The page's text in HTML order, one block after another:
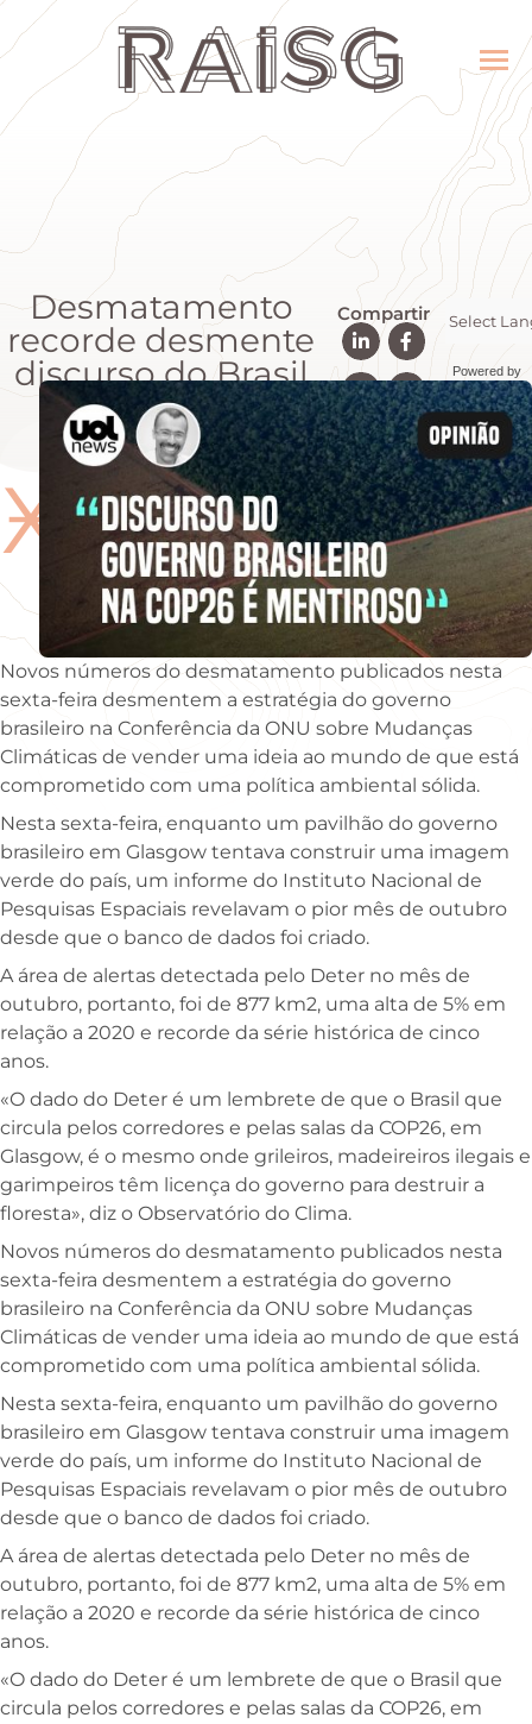
Desmatamento
recorde desmente
discurso do Brasil
na COP26
Compartir
Powered by
Ӿ
Novos números do desmatamento publicados nesta
sexta-feira desmentem a estratégia do governo
brasileiro na Conferência da ONU sobre Mudanças
Climáticas de vender uma ideia ao mundo de que está
comprometido com uma política ambiental sólida.
Nesta sexta-feira, enquanto um pavilhão do governo
brasileiro em Glasgow tentava construir uma imagem
verde do país, um informe do Instituto Nacional de
Pesquisas Espaciais revelavam o pior mês de outubro
desde que o banco de dados foi criado.
A área de alertas detectada pelo Deter no mês de
outubro, portanto, foi de 877 km2, uma alta de 5% em
relação a 2020 e recorde da série histórica de cinco
anos.
«O dado do Deter é um lembrete de que o Brasil que
circula pelos corredores e pelas salas da COP26, em
Glasgow, é o mesmo onde grileiros, madeireiros ilegais e
garimpeiros têm licença do governo para destruir a
floresta», diz o Observatório do Clima.
Novos números do desmatamento publicados nesta
sexta-feira desmentem a estratégia do governo
brasileiro na Conferência da ONU sobre Mudanças
Climáticas de vender uma ideia ao mundo de que está
comprometido com uma política ambiental sólida.
Nesta sexta-feira, enquanto um pavilhão do governo
brasileiro em Glasgow tentava construir uma imagem
verde do país, um informe do Instituto Nacional de
Pesquisas Espaciais revelavam o pior mês de outubro
desde que o banco de dados foi criado.
A área de alertas detectada pelo Deter no mês de
outubro, portanto, foi de 877 km2, uma alta de 5% em
relação a 2020 e recorde da série histórica de cinco
anos.
«O dado do Deter é um lembrete de que o Brasil que
circula pelos corredores e pelas salas da COP26, em